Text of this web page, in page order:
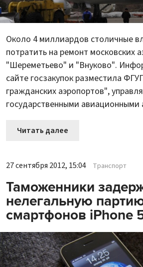
Около 4 миллиардов столичные
потратить на ремонт московских
"Шереметьево" и "Внуково".
сайте госзакупок разместила
гражданских аэропортов",
государственными авиационными
Читать далее
27 сентября 2012, 15:04 Транспорт
Таможенники
нелегальную
смартфонов iPhone